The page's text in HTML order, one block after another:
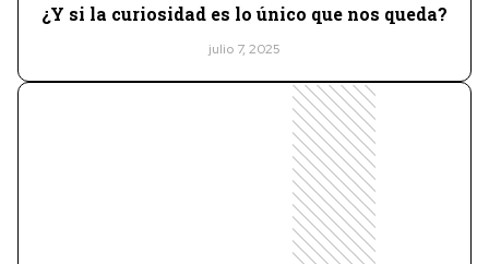
¿Y si la curiosidad es lo único que nos queda?
julio 7, 2025